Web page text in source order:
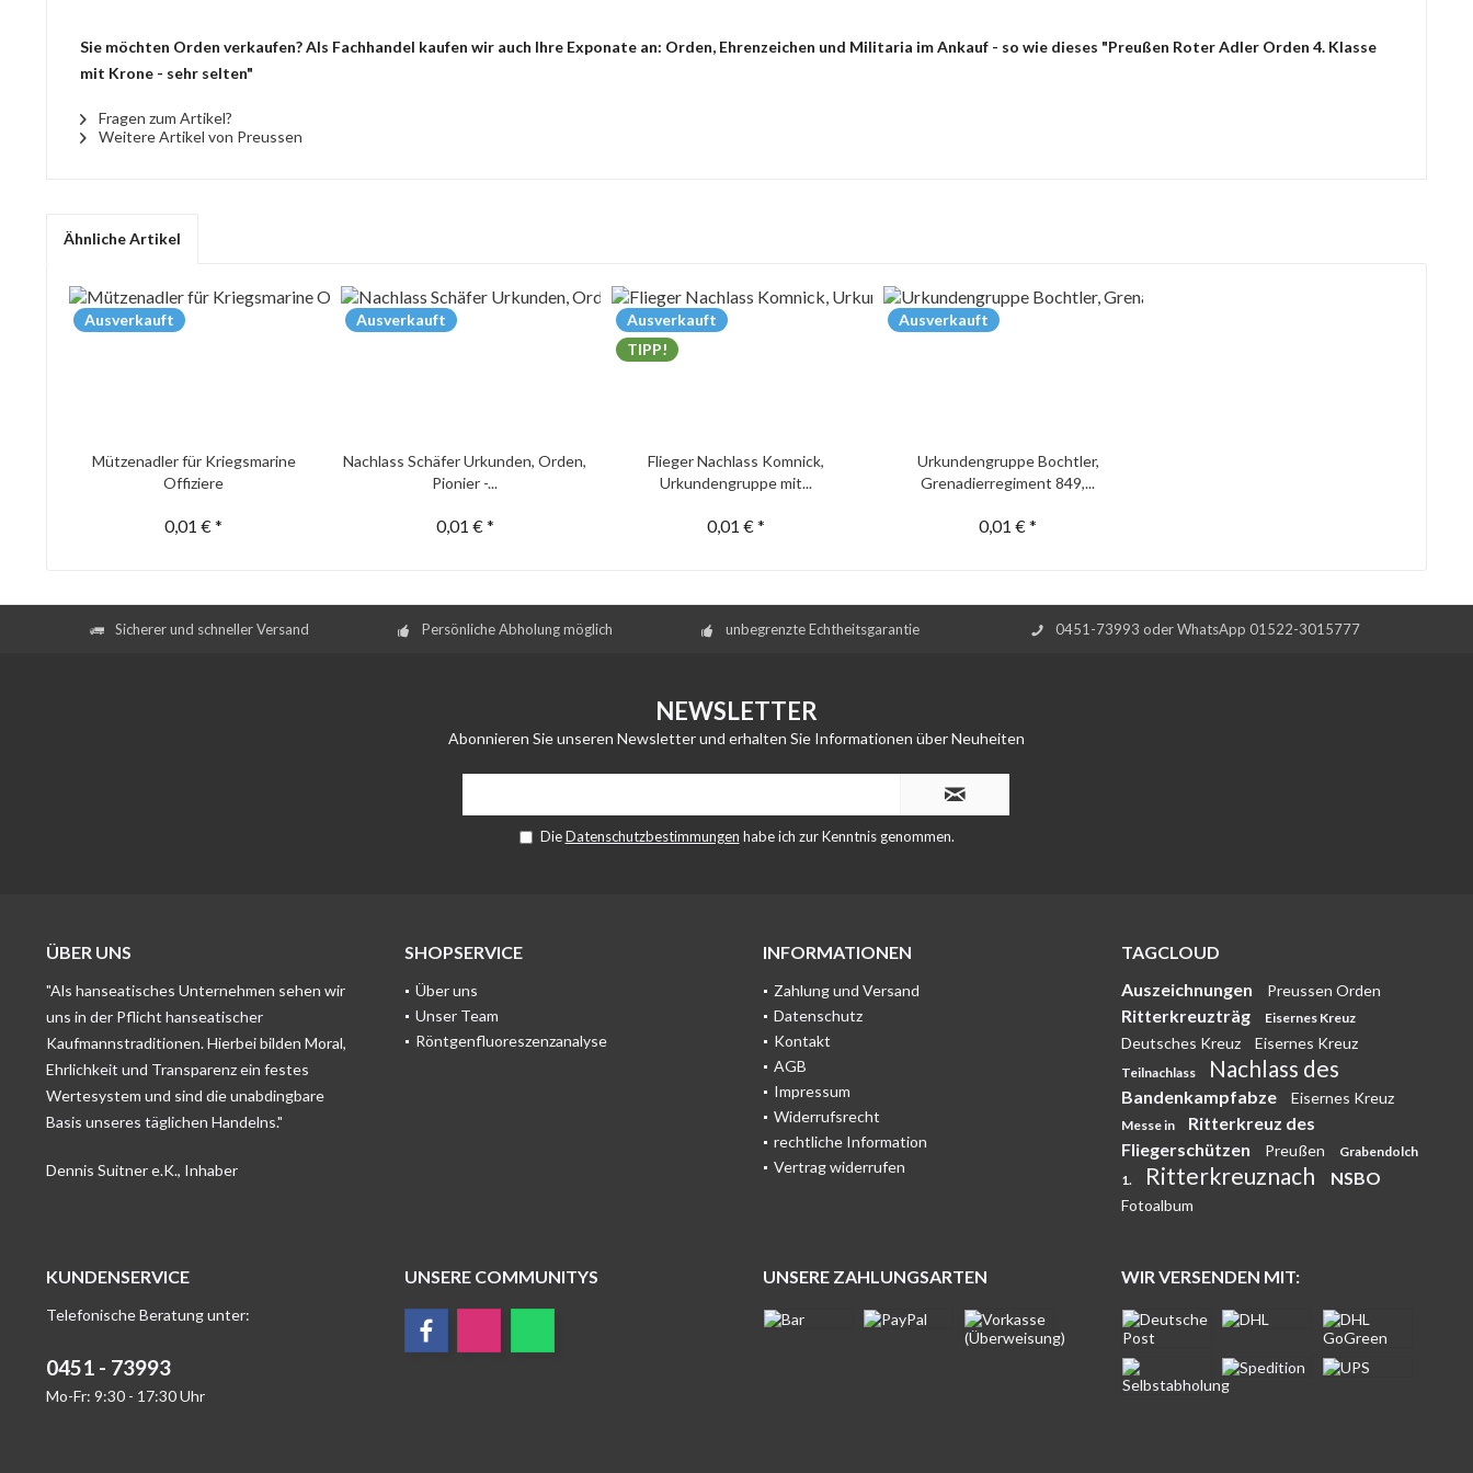
Sie möchten Orden verkaufen? Als Fachhandel kaufen wir auch Ihre Exponate an: Orden, Ehrenzeichen und Militaria im Ankauf - so wie dieses "Preußen Roter Adler Orden 4. Klasse
mit Krone - sehr selten"
Fragen zum Artikel?
Weitere Artikel von Preussen
Ähnliche Artikel
Ausverkauft
Mützenadler für Kriegsmarine
Offiziere
0,01 € *
Ausverkauft
Nachlass Schäfer Urkunden, Orden,
Pionier -...
0,01 € *
Ausverkauft
TIPP!
Flieger Nachlass Komnick,
Urkundengruppe mit...
0,01 € *
Ausverkauft
Urkundengruppe Bochtler,
Grenadierregiment 849,...
0,01 € *
Sicherer und schneller Versand Persönliche Abholung möglich unbegrenzte Echtheitsgarantie 0451-73993 oder WhatsApp 01522-3015777
NEWSLETTER
Abonnieren Sie unseren Newsletter und erhalten Sie Informationen über Neuheiten
DieDatenschutzbestimmungen habe ich zur Kenntnis genommen.
ÜBER UNS
"Als hanseatisches Unternehmen sehen wir
uns in der Pflicht hanseatischer
Kaufmannstraditionen. Hierbei bilden Moral,
Ehrlichkeit und Transparenz ein festes
Wertesystem und sind die unabdingbare
Basis unseres täglichen Handelns."
Dennis Suitner e.K., Inhaber
SHOPSERVICE
Über uns
Unser Team
Röntgenfluoreszenzanalyse
INFORMATIONEN
Zahlung und Versand
Datenschutz
Kontakt
AGB
Impressum
Widerrufsrecht
rechtliche Information
Vertrag widerrufen
TAGCLOUD
Auszeichnungen
Preussen Orden
Ritterkreuzträg Eisernes Kreuz
Deutsches Kreuz Eisernes Kreuz
Teilnachlass Nachlass des
Bandenkampfabze Eisernes Kreuz
Messe in
Ritterkreuz des
Fliegerschützen
Preußen
Grabendolch
1.
Ritterkreuznach NSBO
Fotoalbum
KUNDENSERVICE
Telefonische Beratung unter:
0451 - 73993
Mo-Fr: 9:30 - 17:30 Uhr
UNSERE COMMUNITYS UNSERE ZAHLUNGSARTEN WIR VERSENDEN MIT: